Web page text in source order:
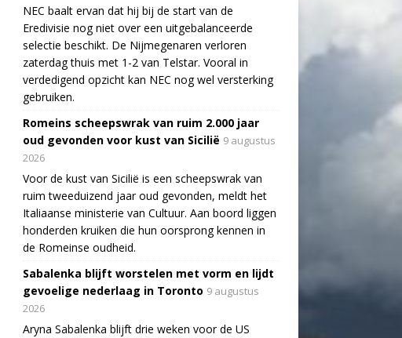
NEC baalt ervan dat hij bij de start van de
Eredivisie nog niet over een uitgebalanceerde
selectie beschikt. De Nijmegenaren verloren
zaterdag thuis met 1-2 van Telstar. Vooral in
verdedigend opzicht kan NEC nog wel versterking
gebruiken.
Romeins scheepswrak van ruim 2.000 jaar
oud gevonden voor kust van Sicilië 9 augustus
2026
Voor de kust van Sicilië is een scheepswrak van
ruim tweeduizend jaar oud gevonden, meldt het
Italiaanse ministerie van Cultuur. Aan boord liggen
honderden kruiken die hun oorsprong kennen in
de Romeinse oudheid.
Sabalenka blijft worstelen met vorm en lijdt
gevoelige nederlaag in Toronto 9 augustus
2026
Aryna Sabalenka blijft drie weken voor de US